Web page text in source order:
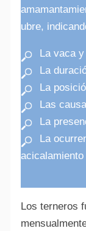
ubre,
La vaca
La
La
Las
La
La
acicalamiento
Los terneros